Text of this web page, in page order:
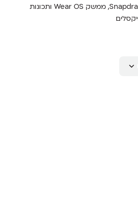
ה-OnePlus Watch 3 משלב עיצוב יוקרתי עם פלטפורמה מתקדמת של Snapdragon W5, ממשק Wear OS ותכונות